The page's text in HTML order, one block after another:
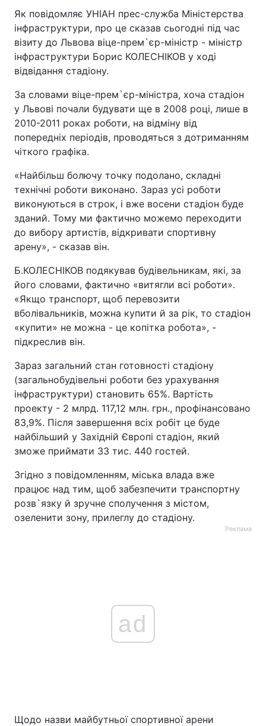
Як повідомляє УНІАН прес-служба Міністерства
інфраструктури, про це сказав сьогодні під час
візиту до Львова віце-прем`єр-міністр - міністр
інфраструктури Борис КОЛЕСНІКОВ у ході
відвідання стадіону.
За словами віце-прем`єр-міністра, хоча стадіон
у Львові почали будувати ще в 2008 році, лише в
2010-2011 роках роботи, на відміну від
попередніх періодів, проводяться з дотриманням
чіткого графіка.
«Найбільш болючу точку подолано, складні
технічні роботи виконано. Зараз усі роботи
виконуються в строк, і вже восени стадіон буде
зданий. Тому ми фактично можемо переходити
до вибору артистів, відкривати спортивну
арену», - сказав він.
Б.КОЛЕСНІКОВ подякував будівельникам, які, за
його словами, фактично «витягли всі роботи».
«Якщо транспорт, щоб перевозити
вболівальників, можна купити й за рік, то стадіон
«купити» не можна - це копітка робота», -
підкреслив він.
Зараз загальний стан готовності стадіону
(загальнобудівельні роботи без урахування
інфраструктури) становить 65%. Вартість
проекту - 2 млрд. 117,12 млн. грн., профінансовано
83,9%. Після завершення всіх робіт це буде
найбільший у Західній Європі стадіон, який
зможе приймати 33 тис. 440 гостей.
Згідно з повідомленням, міська влада вже
працює над тим, щоб забезпечити транспортну
розв`язку й зручне сполучення з містом,
озеленити зону, прилеглу до стадіону.
Реклама
ad
Щодо назви майбутньої спортивної арени